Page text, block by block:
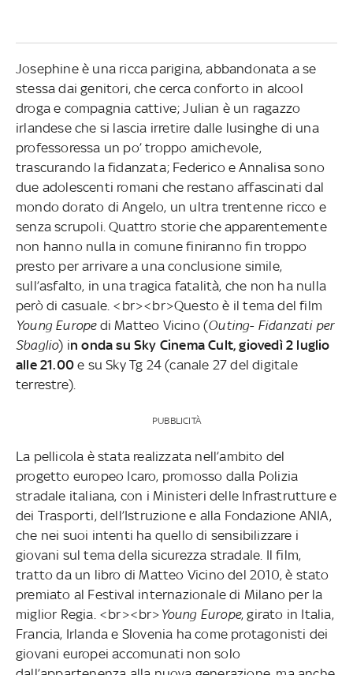
Josephine è una ricca parigina, abbandonata a se
stessa dai genitori, che cerca conforto in alcool
droga e compagnia cattive; Julian è un ragazzo
irlandese che si lascia irretire dalle lusinghe di una
professoressa un po’ troppo amichevole,
trascurando la fidanzata; Federico e Annalisa sono
due adolescenti romani che restano affascinati dal
mondo dorato di Angelo, un ultra trentenne ricco e
senza scrupoli. Quattro storie che apparentemente
non hanno nulla in comune finiranno fin troppo
presto per arrivare a una conclusione simile,
sull’asfalto, in una tragica fatalità, che non ha nulla
però di casuale. <br><br>Questo è il tema del film
Young Europedi Matteo Vicino (Outing- Fidanzati per
Sbaglio) in onda su Sky Cinema Cult, giovedì 2 luglio
alle 21.00e su Sky Tg 24 (canale 27 del digitale
terrestre).
PUBBLICITÀ
La pellicola è stata realizzata nell’ambito del
progetto europeo Icaro, promosso dalla Polizia
stradale italiana, con i Ministeri delle Infrastrutture e
dei Trasporti, dell’Istruzione e alla Fondazione ANIA,
che nei suoi intenti ha quello di sensibilizzare i
giovani sul tema della sicurezza stradale. Il film,
tratto da un libro di Matteo Vicino del 2010, è stato
premiato al Festival internazionale di Milano per la
miglior Regia. <br><br> Young Europe, girato in Italia,
Francia, Irlanda e Slovenia ha come protagonisti dei
giovani europei accomunati non solo